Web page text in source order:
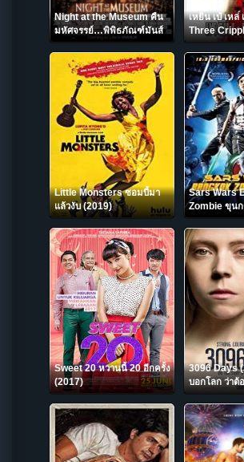
Night at the Museum คืน
มหัศจรรย์…พิพิธภัณฑ์มันส์
ทะลุโลก (2006)
เหยิน เป๋ เหล่
Three
Little Monsters ซอมบี้มา
แล้วงับ (2019)
Sars Wars
Zombie ขุนก
Sweet 20 หวานนี้ 20 อีกครั้ง
(2017)
3096 Days
บอกโลก ว่าต้